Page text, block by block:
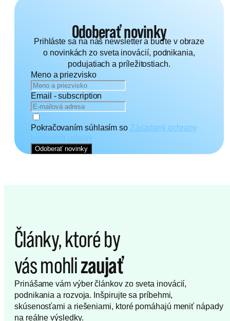
Odoberať novinky
Prihláste sa na náš newsletter a buďte v obraze
o novinkách zo sveta inovácií, podnikania,
podujatiach a príležitostiach.
Meno a priezvisko
Email - subscription
Pokračovaním súhlasím so Zásadami ochrany
osobných údajov
Odoberať novinky
Články, ktoré by
vás mohlizaujať
Prinášame vám výber článkov zo sveta inovácií,
podnikania a rozvoja. Inšpirujte sa príbehmi,
skúsenosťami a riešeniami, ktoré pomáhajú meniť nápady
na reálne výsledky.